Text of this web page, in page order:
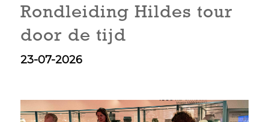
Rondleiding Hildes tour
door de tijd
23-07-2026